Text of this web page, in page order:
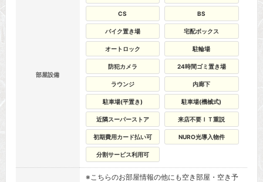
部屋設備
CS BS
バイク置き場 宅配ボックス
オートロック 駐輪場
防犯カメラ 24時間ゴミ置き場
ラウンジ 内廊下
駐車場(平置き) 駐車場(機械式)
近隣スーパーストア 来店不要ＩＴ重説
初期費用カード払い可 NURO光導入物件
分割サービス利用可
※こちらのお部屋情報の他にも空き部屋・空き予